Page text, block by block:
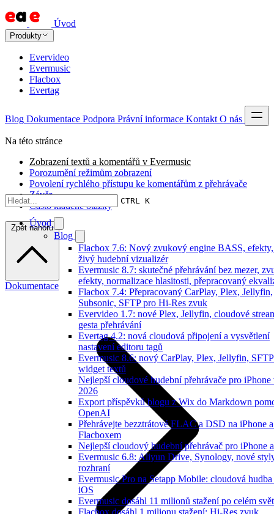
Úvod
Produkty
Evervideo
Evermusic
Flacbox
Evertag
Blog Dokumentace Podpora Právní informace Kontakt O nás
CTRL K
Úvod
Blog
Flacbox 7.6: Nový zvukový engine BASS,
živý hudební vizualizér
Evermusic 8.7: skutečné přehrávání bez mezer,
efekty, normalizace hlasitosti, přepracovaný
Flacbox 7.4: Přepracovaný CarPlay, Plex, Jellyfin,
Subsonic, SFTP pro Hi-Res zvuk
Evervideo 1.7: nové Plex, Jellyfin, cloudové
gesta přehrávání
Evertag 4.2: nová cloudová připojení a vysvětlení
nastavení editoru tagů
Evermusic 8.6: nový CarPlay, Plex, Jellyfin,
widget textů
Nejlepší cloudové hudební přehrávače pro iPhone
2026
Export příspěvků blogu z Wix do Markdown
OpenAI
Přehrávejte bezztrátové FLAC a DSD na iPhone
Flacboxem
Nejlepší cloudový hudební přehrávač pro iPhone
Evermusic 6.8: Aliyun Drive, Synology, nové
rozhraní
Evermusic Pro na Setapp Mobile: cloudová
iOS
Evermusic dosáhl 11 milionů stažení po celém
Flacbox dosáhl 1 milionu stažení: Hi-Res zvuk
Na této stránce
Zobrazení textů a komentářů v Evermusic
Porozumění režimům zobrazení
Povolení rychlého přístupu ke komentářům z přehrávače
Závěr
Často kladené otázky
Zpět nahoru
Dokumentace